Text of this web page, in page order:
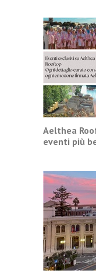
Aelthea
eventi più